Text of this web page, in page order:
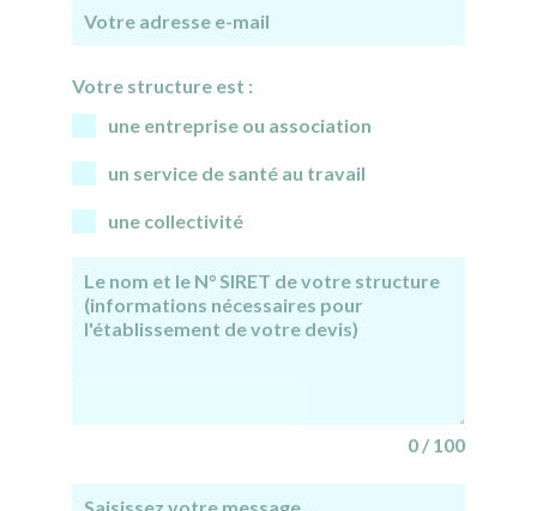
Votre structure est :
une entreprise ou association
un service de santé au travail
une collectivité
0 / 100